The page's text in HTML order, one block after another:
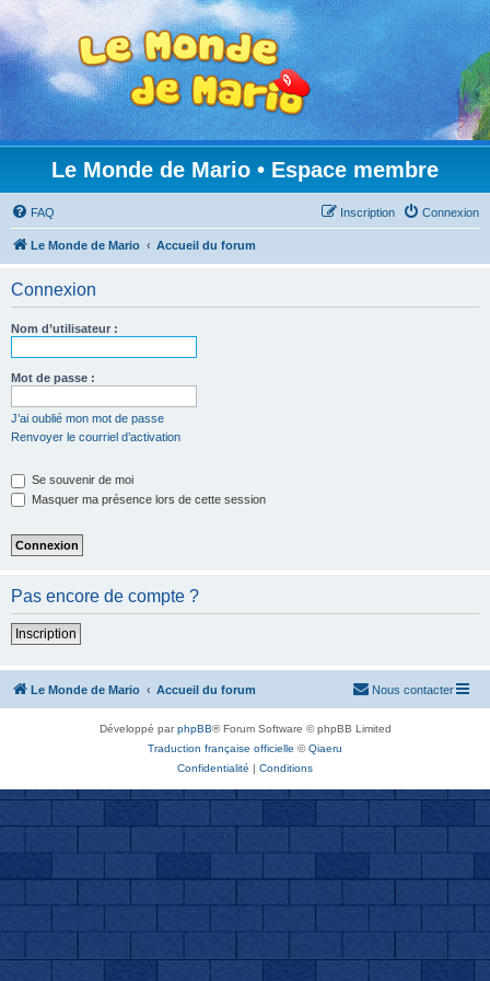
Le Monde de Mario • Espace membre
FAQ Connexion
Inscription
Le Monde de Mario Accueil du forum
Connexion
Nom d’utilisateur :
Mot de passe :
J’ai oublié mon mot de passe
Renvoyer le courriel d’activation
Se souvenir de moi
Masquer ma présence lors de cette session
Pas encore de compte ?
Inscription
Le Monde de Mario Accueil du forum Nous contacter
Développé parphpBB® Forum Software © phpBB Limited
Traduction française officielle ©Qiaeru
Confidentialité | Conditions